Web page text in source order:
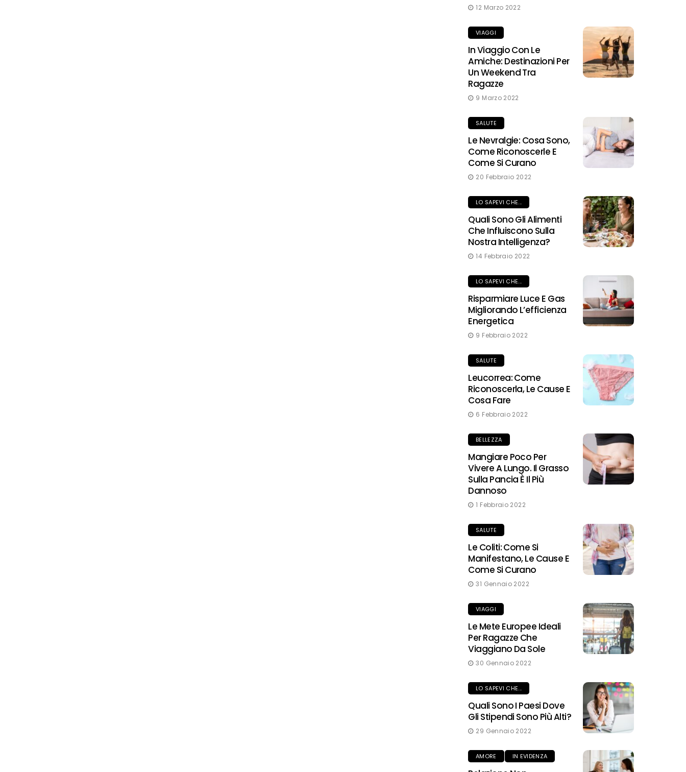
12 Marzo 2022
VIAGGI
In Viaggio Con Le
Amiche: Destinazioni Per
Un Weekend Tra
Ragazze
9 Marzo 2022
SALUTE
Le Nevralgie: Cosa Sono,
Come Riconoscerle E
Come Si Curano
20 Febbraio 2022
LO SAPEVI CHE...
Quali Sono Gli Alimenti
Che Influiscono Sulla
Nostra Intelligenza?
14 Febbraio 2022
LO SAPEVI CHE...
Risparmiare Luce E Gas
Migliorando L’efficienza
Energetica
9 Febbraio 2022
SALUTE
Leucorrea: Come
Riconoscerla, Le Cause E
Cosa Fare
6 Febbraio 2022
BELLEZZA
Mangiare Poco Per
Vivere A Lungo. Il Grasso
Sulla Pancia È Il Più
Dannoso
1 Febbraio 2022
SALUTE
Le Coliti: Come Si
Manifestano, Le Cause E
Come Si Curano
31 Gennaio 2022
VIAGGI
Le Mete Europee Ideali
Per Ragazze Che
Viaggiano Da Sole
30 Gennaio 2022
LO SAPEVI CHE...
Quali Sono I Paesi Dove
Gli Stipendi Sono Più Alti?
29 Gennaio 2022
AMORE IN EVIDENZA